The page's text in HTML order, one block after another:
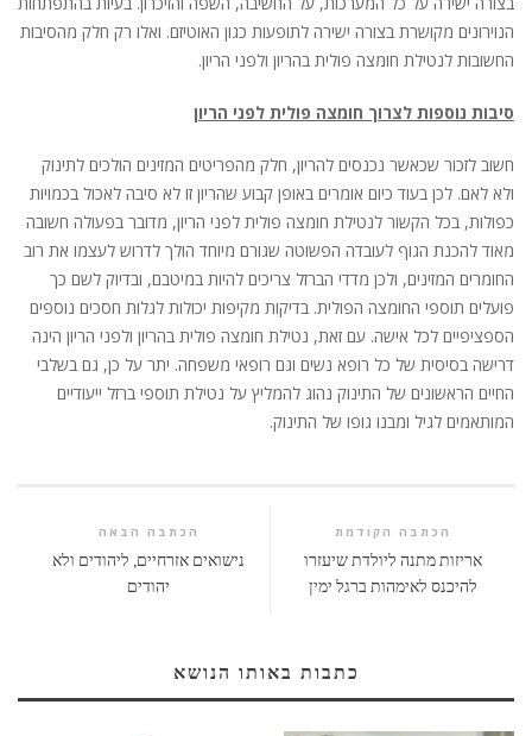
הנוירונים מקושרת בצורה ישירה לתופעות כגון האוטיזם. ואלו רק חלק מהסיבות
החשובות לנטילת חומצה פולית בהריון ולפני הריון.
סיבות נוספות לצרוך חומצה פולית לפני הריון
חשוב לזכור שכאשר נכנסים להריון, חלק מהפריטים המזינים הולכים לתינוק
ולא לאם. לכן בעוד כיום אומרים באופן קבוע שהריון זו לא סיבה לאכול בכמויות
כפולות, בכל הקשור לנטילת חומצה פולית לפני הריון, מדובר בפעולה חשובה
מאוד להכנת הגוף לעובדה הפשוטה שגורם מיוחד הולך לדרוש לעצמו את רוב
החומרים המזינים, ולכן מדדי הברזל צריכים להיות במיטבם, ובדיוק לשם כך
פועלים תוספי החומצה הפולית. בדיקות מקיפות יכולות לגלות חסכים נוספים
הספציפיים לכל אישה. עם זאת, נטילת חומצה פולית בהריון ולפני הריון הינה
דרישה בסיסית של כל רופא נשים וגם רופאי משפחה. יתר על כן, גם בשלבי
החיים הראשונים של התינוק נהוג להמליץ על נטילת תוספי ברזל ייעודיים
המותאמים לגיל ומבנו גופו של התינוק.
הכתבה הקודמת
אריזות מתנה ליולדת שיעזרו
להיכנס לאימהות ברגל ימין
הכתבה הבאה
נישואים אזרחיים, ליהודים ולא
יהודים
כתבות באותו הנושא